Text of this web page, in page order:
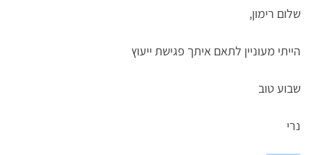
שלום רימון,
הייתי מעוניין לתאם איתך פגישת ייעוץ
שבוע טוב
נרי